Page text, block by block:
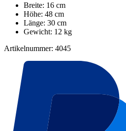
Breite: 16 cm
Höhe: 48 cm
Länge: 30 cm
Gewicht: 12 kg
Artikelnummer: 4045